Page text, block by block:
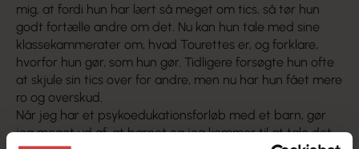
mig, at fordi hun har lært så meget om tics, så tør hun
godt fortælle andre om det. Nu kan hun tale med sine
klassekammerater om, hvad Tourettes er, og forklare,
hvorfor hun gør, som hun gør. Tidligere forsøgte hun ofte
at skjule sin tics over for andre, men nu har hun fået mere
ro og overskud.
Når jeg har et psykoedukationsforløb med et barn, gør
jeg meget ud af, at barnet og jeg kommer til at tale det